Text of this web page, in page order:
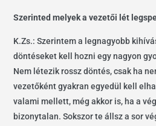
Szerinted melyek a vezetői lét
K.Zs.: Szerintem a legnagyobb
döntéseket kell hozni egy nagyon
Nem létezik rossz döntés, csak ha
vezetőként gyakran egyedül kell
valami mellett, még akkor is, ha a
bizonytalan. Sokszor te állsz a sor